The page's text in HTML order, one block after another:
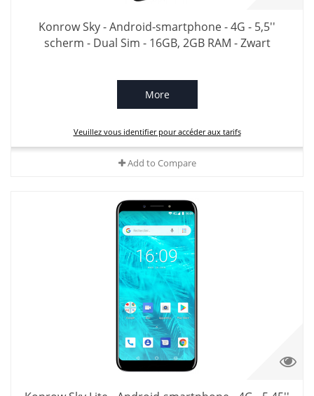
Konrow Sky - Android-smartphone - 4G - 5,5''
scherm - Dual Sim - 16GB, 2GB RAM - Zwart
More
Veuillez vous identifier pour accéder aux tarifs
Add to Compare